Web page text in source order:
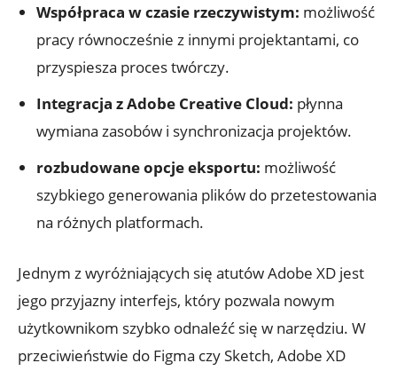
Współpraca w ⁣czasie rzeczywistym: możliwość
pracy równocześnie z innymi projektantami, co
‌przyspiesza proces twórczy.
Integracja z ⁣Adobe ⁤Creative Cloud: płynna
wymiana ‍zasobów⁤ i synchronizacja​ projektów.
rozbudowane opcje eksportu: ‌możliwość
szybkiego⁢ generowania plików do przetestowania
​na różnych ⁤platformach.
Jednym‌ z wyróżniających⁤ się‌ atutów ⁤Adobe XD ​jest
‍jego przyjazny interfejs, który pozwala ​nowym
użytkownikom ​szybko odnaleźć się ⁤w‌ narzędziu. W
przeciwieństwie do Figma czy Sketch, Adobe XD⁢